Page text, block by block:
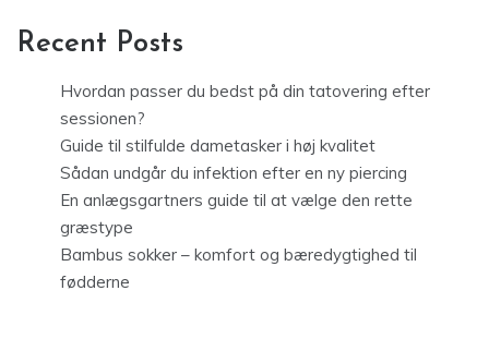
Recent Posts
Hvordan passer du bedst på din tatovering efter
sessionen?
Guide til stilfulde dametasker i høj kvalitet
Sådan undgår du infektion efter en ny piercing
En anlægsgartners guide til at vælge den rette
græstype
Bambus sokker – komfort og bæredygtighed til
fødderne